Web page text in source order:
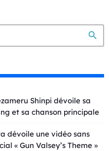
search
Shinpi dévoile sa
et sa chanson principale
dévoile une vidéo sans
« Gun Valsey’s Theme »